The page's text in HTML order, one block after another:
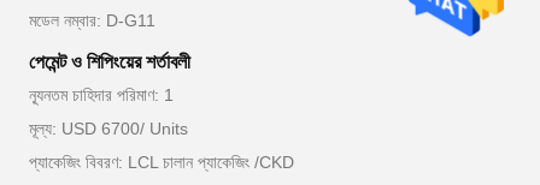
মডেল নম্বার: D-G11
পেমেন্ট ও শিপিংয়ের শর্তাবলী
ন্যূনতম চাহিদার পরিমাণ: 1
মূল্য: USD 6700/ Units
প্যাকেজিং বিবরণ: LCL চালান প্যাকেজিং /CKD